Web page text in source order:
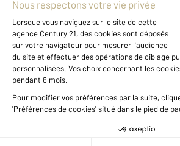
À propos
International
Nous contacter
Données personnelles